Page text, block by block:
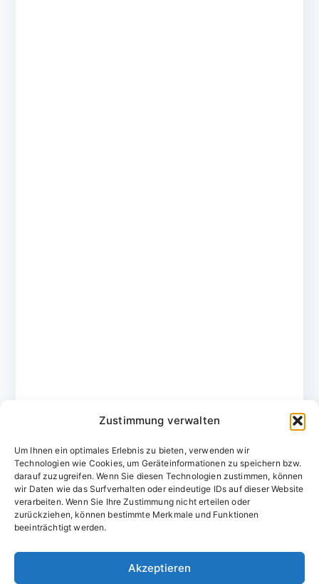
Zustimmung verwalten
Um Ihnen ein optimales Erlebnis zu bieten, verwenden wir
Technologien wie Cookies, um Geräteinformationen zu speichern bzw.
darauf zuzugreifen. Wenn Sie diesen Technologien zustimmen, können
wir Daten wie das Surfverhalten oder eindeutige IDs auf dieser Website
verarbeiten. Wenn Sie Ihre Zustimmung nicht erteilen oder
zurückziehen, können bestimmte Merkmale und Funktionen
beeinträchtigt werden.
Akzeptieren
Domainvergabestelle.de